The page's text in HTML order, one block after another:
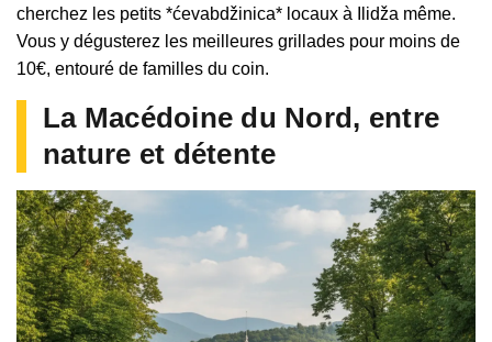
cherchez les petits *ćevabdžinica* locaux à Ilidža même.
Vous y dégusterez les meilleures grillades pour moins de
10€, entouré de familles du coin.
La Macédoine du Nord, entre
nature et détente